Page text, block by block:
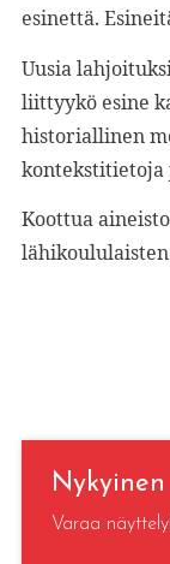
esinettä.
Uusia
liittyykö esine
historiallinen
kontekstitietoja
Koottua
lähikoululaisten
Varaa